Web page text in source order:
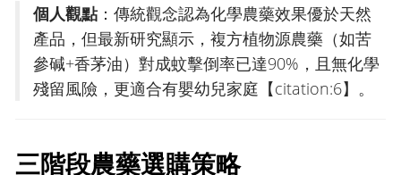
個人觀點 ：傳統觀念認為化學農藥效果優於天然
產品，但最新研究顯示，複方植物源農藥（如苦
參碱+香茅油）對成蚊擊倒率已達90%，且無化學
殘留風險，更適合有嬰幼兒家庭【citation:6】。
三階段農藥選購策略